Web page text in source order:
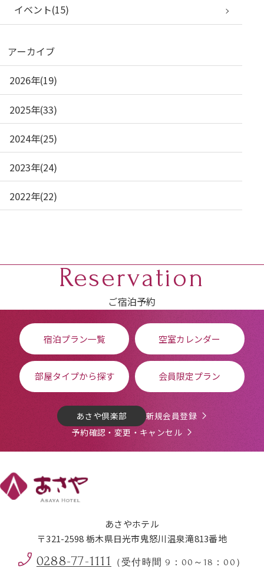
イベント(15)
アーカイブ
2026年(19)
2025年(33)
2024年(25)
2023年(24)
2022年(22)
Reservation
ご宿泊予約
宿泊プラン一覧 空室カレンダー
部屋タイプから探す 会員限定プラン
あさや倶楽部
新規会員登録
予約確認・変更・キャンセル
あさやホテル
〒321-2598 栃木県日光市鬼怒川温泉滝813番地
0288-77-1111 （受付時間 9：00～18：00）